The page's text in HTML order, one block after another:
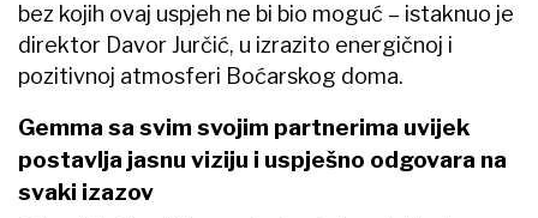
bez kojih ovaj uspjeh ne bi bio moguć – istaknuo je
direktor Davor Jurčić, u izrazito energičnoj i
pozitivnoj atmosferi Boćarskog doma.
Gemma sa svim svojim partnerima uvijek
postavlja jasnu viziju i uspješno odgovara na
svaki izazov